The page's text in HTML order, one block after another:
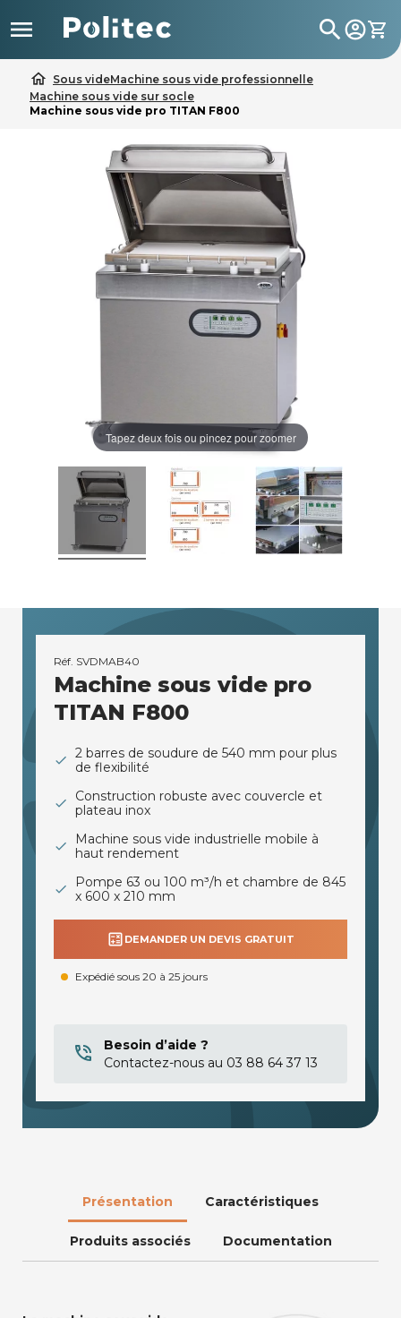
 search
home Sous videMachine sous vide professionnelle
Machine sous vide sur socle
Machine sous vide pro TITAN F800
Tapez deux fois ou pincez pour zoomer
Réf. SVDMAB40
Machine sous vide pro
TITAN F800
2 barres de soudure de 540 mm pour plus
de flexibilité
Construction robuste avec couvercle et
plateau inox
Machine sous vide industrielle mobile à
haut rendement
Pompe 63 ou 100 m³/h et chambre de 845
x 600 x 210 mm
calculate DEMANDER UN DEVIS GRATUIT
Expédié sous 20 à 25 jours
Besoin d’aide ?
Contactez-nous au 03 88 64 37 13
Présentation Caractéristiques
Produits associés Documentation